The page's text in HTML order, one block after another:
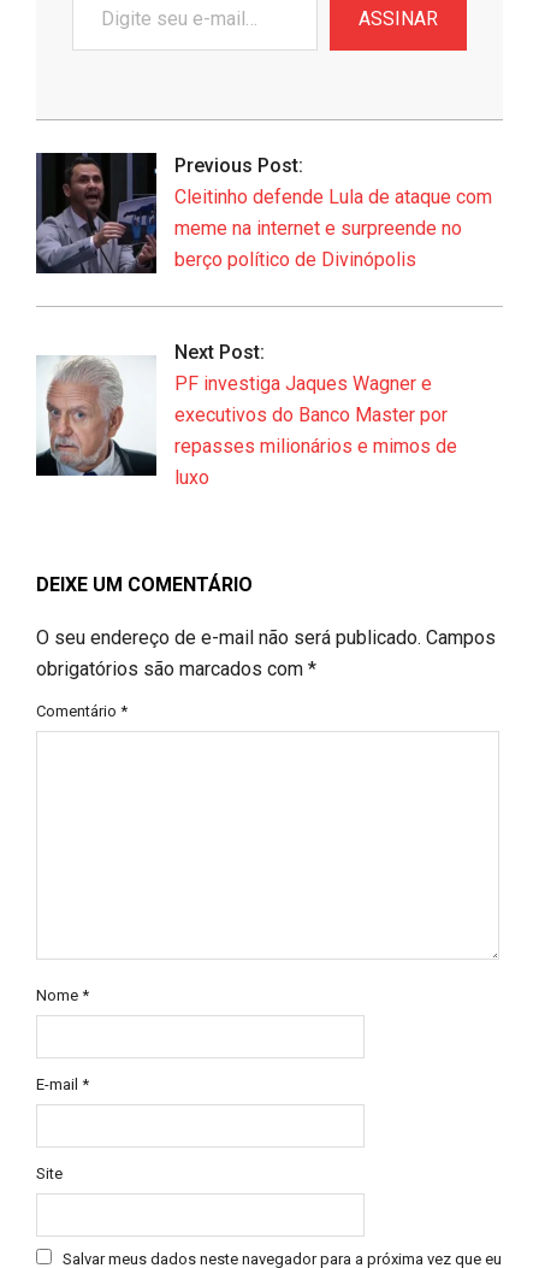
seu
e-
ASSINAR
2026-
18
Previous Post:
Cleitinho defende Lula de ataque com
meme na internet e surpreende no
berço político de Divinópolis
Next Post:
PF investiga Jaques Wagner e
executivos do Banco Master por
repasses milionários e mimos de
luxo
DEIXE UM COMENTÁRIO
O seu endereço de e-mail não será publicado. Campos
obrigatórios são marcados com *
Comentário *
Nome *
E-mail *
Site
Salvar meus dados neste navegador para a próxima vez que eu